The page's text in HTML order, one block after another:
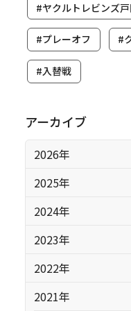
#ヤクルトレビンズ
#プレーオフ #
#入替戦
アーカイブ
2026年
2025年
2024年
2023年
2022年
2021年